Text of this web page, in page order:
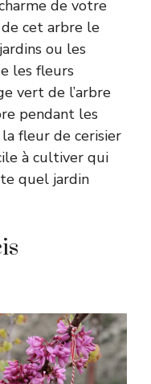
de votre
cet arbre le
ou les
les fleurs
vert de l’arbre
pendant les
la fleur de cerisier
à cultiver qui
quel jardin